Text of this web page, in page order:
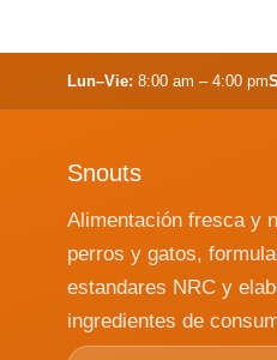
Lun–Vie: 8:00 am – 4:00 pm
Snouts
Alimentación fresca y
perros y gatos,
estandares NRC y
ingredientes de